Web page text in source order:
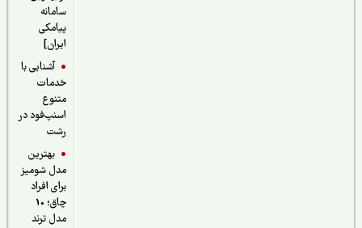
سامانه
پیامکی
آشنایی با
خدمات
اسنپ‌فود در
بهترین
مدل شومیز
برای افراد
چاق؛ 10
مدل ترند